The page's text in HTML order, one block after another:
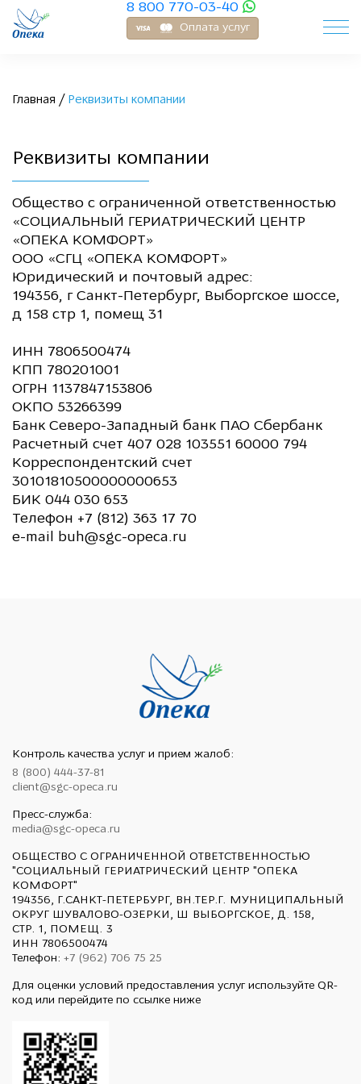
8 800 770-03-40
Оплата услуг
Главная / Реквизиты компании
Реквизиты компании
Общество с ограниченной ответственностью
«СОЦИАЛЬНЫЙ ГЕРИАТРИЧЕСКИЙ ЦЕНТР
«ОПЕКА КОМФОРТ»
ООО «СГЦ «ОПЕКА КОМФОРТ»
Юридический и почтовый адрес:
194356, г Санкт-Петербург, Выборгское шоссе,
д 158 стр 1, помещ 31
ИНН 7806500474
КПП 780201001
ОГРН 1137847153806
ОКПО 53266399
Банк Северо-Западный банк ПАО Сбербанк
Расчетный счет 407 028 103551 60000 794
Корреспондентский счет
30101810500000000653
БИК 044 030 653
Телефон +7 (812) 363 17 70
e-mail buh@sgc-opeca.ru
Контроль качества услуг и прием жалоб:
8 (800) 444-37-81
client@sgc-opeca.ru
Пресс-служба:
media@sgc-opeca.ru
ОБЩЕСТВО С ОГРАНИЧЕННОЙ ОТВЕТСТВЕННОСТЬЮ
"СОЦИАЛЬНЫЙ ГЕРИАТРИЧЕСКИЙ ЦЕНТР "ОПЕКА
КОМФОРТ"
194356, Г.САНКТ-ПЕТЕРБУРГ, ВН.ТЕР.Г. МУНИЦИПАЛЬНЫЙ
ОКРУГ ШУВАЛОВО-ОЗЕРКИ, Ш ВЫБОРГСКОЕ, Д. 158,
СТР. 1, ПОМЕЩ. 3
ИНН 7806500474
Телефон: +7 (962) 706 75 25
Для оценки условий предоставления услуг используйте QR-
код или перейдите по ссылке ниже